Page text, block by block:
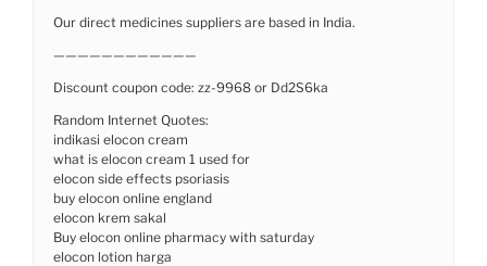
Our direct medicines suppliers are based in India.
————————————
Discount coupon code: zz-9968 or Dd2S6ka
Random Internet Quotes:
indikasi elocon cream
what is elocon cream 1 used for
elocon side effects psoriasis
buy elocon online england
elocon krem sakal
Buy elocon online pharmacy with saturday
elocon lotion harga